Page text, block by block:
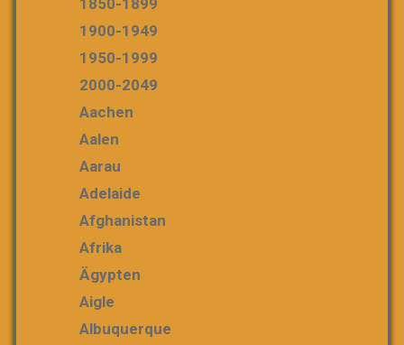
1900-1949
1950-1999
2000-2049
Aachen
Aalen
Aarau
Adelaide
Afghanistan
Afrika
Ägypten
Aigle
Albuquerque